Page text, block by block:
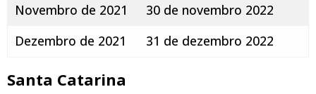
Novembro de 2021
30 de novembro 2022
Dezembro de 2021
31 de dezembro 2022
Santa Catarina